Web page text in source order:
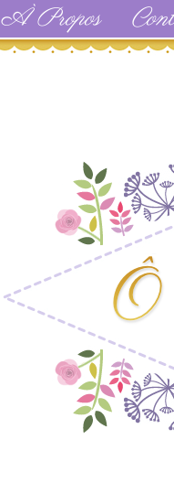
À Propos